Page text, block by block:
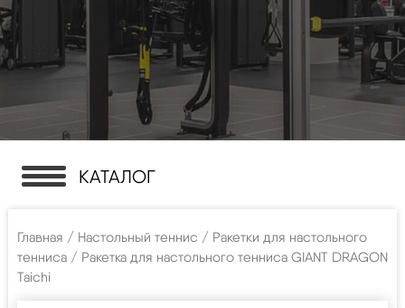
КАТАЛОГ
Главная / Настольный теннис / Ракетки для настольного
тенниса / Ракетка для настольного тенниса GIANT DRAGON
Taichi